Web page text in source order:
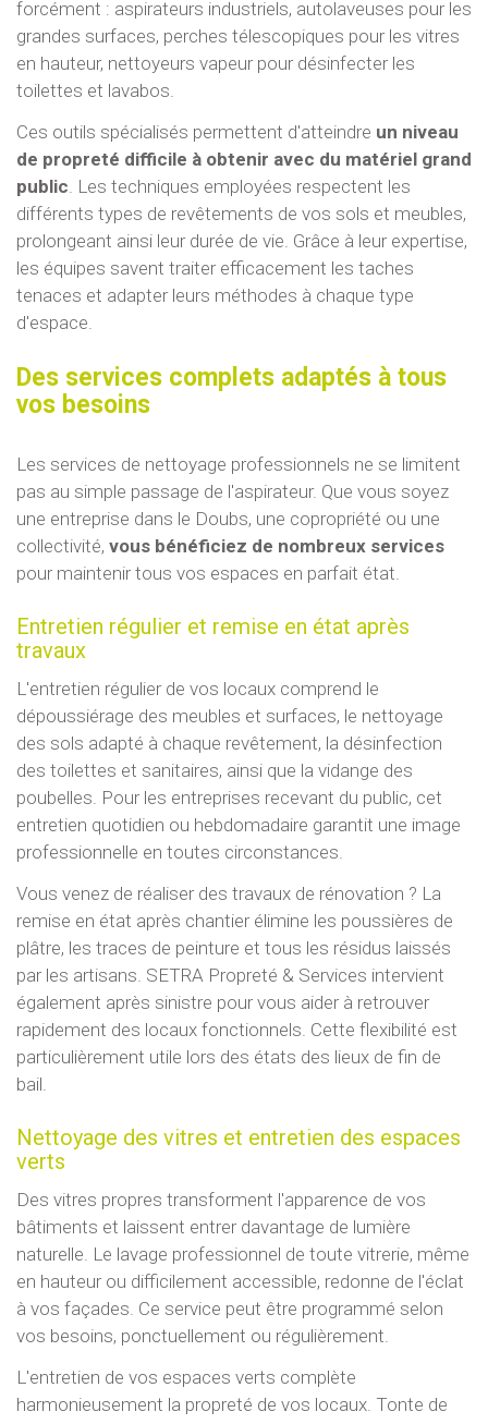
forcément : aspirateurs industriels, autolaveuses pour les
grandes surfaces, perches télescopiques pour les vitres
en hauteur, nettoyeurs vapeur pour désinfecter les
toilettes et lavabos.
Ces outils spécialisés permettent d'atteindre un niveau
de propreté difficile à obtenir avec du matériel grand
public . Les techniques employées respectent les
différents types de revêtements de vos sols et meubles,
prolongeant ainsi leur durée de vie. Grâce à leur expertise,
les équipes savent traiter efficacement les taches
tenaces et adapter leurs méthodes à chaque type
d'espace.
Des services complets adaptés à tous
vos besoins
Les services de nettoyage professionnels ne se limitent
pas au simple passage de l'aspirateur. Que vous soyez
une entreprise dans le Doubs, une copropriété ou une
collectivité, vous bénéficiez de nombreux services
pour maintenir tous vos espaces en parfait état.
Entretien régulier et remise en état après
travaux
L'entretien régulier de vos locaux comprend le
dépoussiérage des meubles et surfaces, le nettoyage
des sols adapté à chaque revêtement, la désinfection
des toilettes et sanitaires, ainsi que la vidange des
poubelles. Pour les entreprises recevant du public, cet
entretien quotidien ou hebdomadaire garantit une image
professionnelle en toutes circonstances.
Vous venez de réaliser des travaux de rénovation ? La
remise en état après chantier élimine les poussières de
plâtre, les traces de peinture et tous les résidus laissés
par les artisans. SETRA Propreté & Services intervient
également après sinistre pour vous aider à retrouver
rapidement des locaux fonctionnels. Cette flexibilité est
particulièrement utile lors des états des lieux de fin de
bail.
Nettoyage des vitres et entretien des espaces
verts
Des vitres propres transforment l'apparence de vos
bâtiments et laissent entrer davantage de lumière
naturelle. Le lavage professionnel de toute vitrerie, même
en hauteur ou difficilement accessible, redonne de l'éclat
à vos façades. Ce service peut être programmé selon
vos besoins, ponctuellement ou régulièrement.
L'entretien de vos espaces verts complète
harmonieusement la propreté de vos locaux. Tonte de